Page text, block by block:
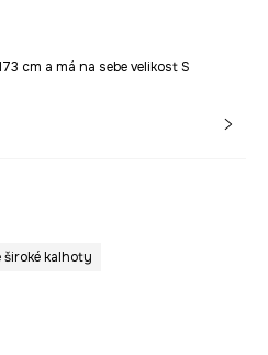
cm a má na sebe velikost S
široké kalhoty